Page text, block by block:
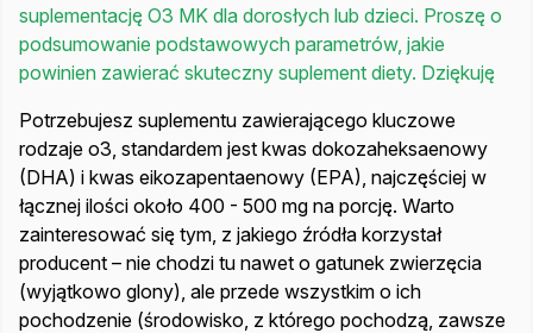
suplementację O3 MK dla dorosłych lub dzieci. Proszę o
podsumowanie podstawowych parametrów, jakie
powinien zawierać skuteczny suplement diety. Dziękuję
Potrzebujesz suplementu zawierającego kluczowe
rodzaje o3, standardem jest kwas dokozaheksaenowy
(DHA) i kwas eikozapentaenowy (EPA), najczęściej w
łącznej ilości około 400 - 500 mg na porcję. Warto
zainteresować się tym, z jakiego źródła korzystał
producent – nie chodzi tu nawet o gatunek zwierzęcia
(wyjątkowo glony), ale przede wszystkim o ich
pochodzenie (środowisko, z którego pochodzą, zawsze